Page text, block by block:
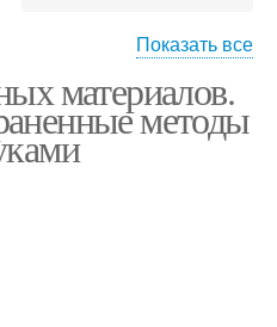
Поделки для телефонов
Показать все
материалов.
методы